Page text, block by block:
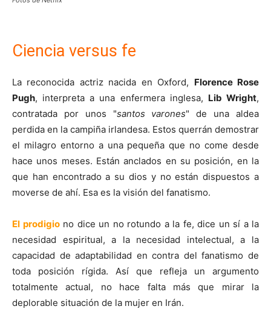
Ciencia versus fe
La reconocida actriz nacida en Oxford, Florence Rose
Pugh, interpreta a una enfermera inglesa, Lib Wright,
contratada por unos "santos varones" de una aldea
perdida en la campiña irlandesa. Estos querrán demostrar
el milagro entorno a una pequeña que no come desde
hace unos meses. Están anclados en su posición, en la
que han encontrado a su dios y no están dispuestos a
moverse de ahí. Esa es la visión del fanatismo.
El prodigiono dice un no rotundo a la fe, dice un sí a la
necesidad espiritual, a la necesidad intelectual, a la
capacidad de adaptabilidad en contra del fanatismo de
toda posición rígida. Así que refleja un argumento
totalmente actual, no hace falta más que mirar la
deplorable situación de la mujer en Irán.